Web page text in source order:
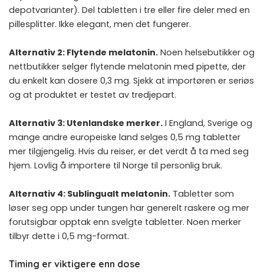
depotvarianter). Del tabletten i tre eller fire deler med en
pillesplitter. Ikke elegant, men det fungerer.
Alternativ 2: Flytende melatonin. Noen helsebutikker og
nettbutikker selger flytende melatonin med pipette, der
du enkelt kan dosere 0,3 mg. Sjekk at importøren er seriøs
og at produktet er testet av tredjepart.
Alternativ 3: Utenlandske merker. I England, Sverige og
mange andre europeiske land selges 0,5 mg tabletter
mer tilgjengelig. Hvis du reiser, er det verdt å ta med seg
hjem. Lovlig å importere til Norge til personlig bruk.
Alternativ 4: Sublingualt melatonin. Tabletter som
løser seg opp under tungen har generelt raskere og mer
forutsigbar opptak enn svelgte tabletter. Noen merker
tilbyr dette i 0,5 mg-format.
Timing er viktigere enn dose